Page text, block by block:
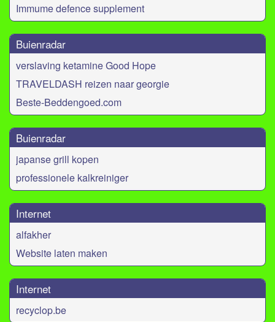
Immume defence supplement
Buienradar
verslaving ketamine Good Hope
TRAVELDASH reizen naar georgie
Beste-Beddengoed.com
Buienradar
japanse grill kopen
professionele kalkreiniger
Internet
alfakher
Website laten maken
Internet
recyclop.be